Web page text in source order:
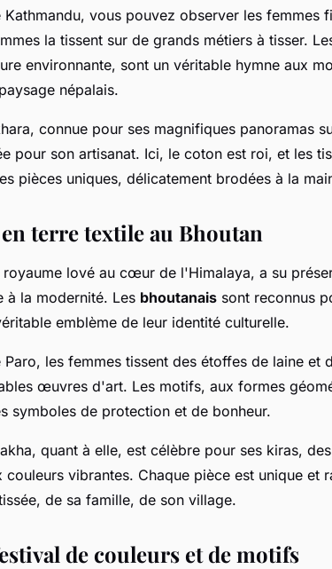
Kathmandu, vous pouvez observer les femmes
la tissent sur de grands métiers à tisser.
environnante, sont un véritable hymne aux
népalais.
connue pour ses magnifiques panoramas
pour son artisanat. Ici, le coton est roi, et les
pièces uniques, délicatement brodées à la
terre textile au Bhoutan
royaume lové au cœur de l'Himalaya, a su
à la modernité. Les bhoutanais sont reconnus
emblème de leur identité culturelle.
Paro, les femmes tissent des étoffes de laine et
œuvres d'art. Les motifs, aux formes
symboles de protection et de bonheur.
quant à elle, est célèbre pour ses kiras,
couleurs vibrantes. Chaque pièce est unique et
de sa famille, de son village.
de couleurs et de motifs